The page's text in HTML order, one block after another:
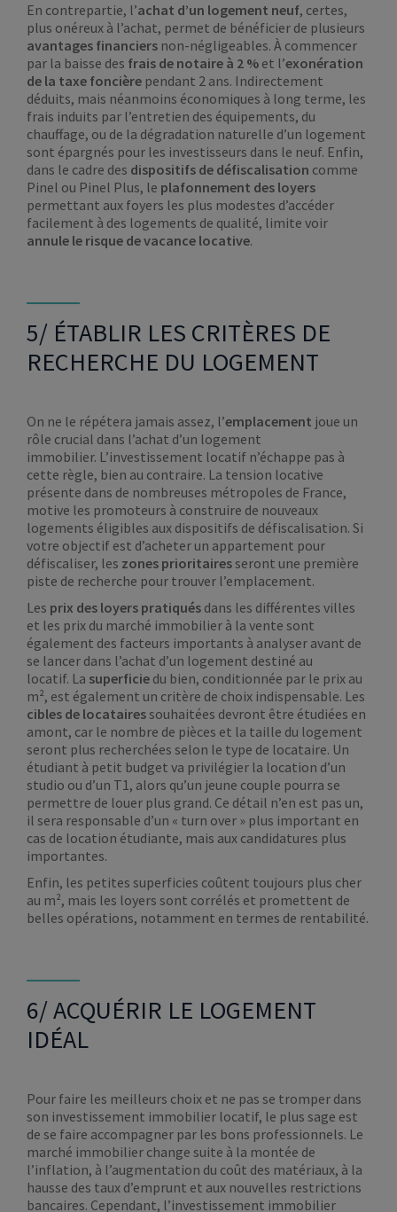
En contrepartie, l’achat d’un logement neuf, certes,
plus onéreux à l’achat, permet de bénéficier de plusieurs
avantages financiers non-négligeables. À commencer
par la baisse des frais de notaire à 2 % et l’exonération
de la taxe foncière pendant 2 ans. Indirectement
déduits, mais néanmoins économiques à long terme, les
frais induits par l’entretien des équipements, du
chauffage, ou de la dégradation naturelle d’un logement
sont épargnés pour les investisseurs dans le neuf. Enfin,
dans le cadre des dispositifs de défiscalisation comme
Pinel ou Pinel Plus, le plafonnement des loyers
permettant aux foyers les plus modestes d’accéder
facilement à des logements de qualité, limite voir
annule le risque de vacance locative.
5/ ÉTABLIR LES CRITÈRES DE
RECHERCHE DU LOGEMENT
On ne le répétera jamais assez, l’emplacement joue un
rôle crucial dans l’achat d’un logement
immobilier. L’investissement locatif n’échappe pas à
cette règle, bien au contraire. La tension locative
présente dans de nombreuses métropoles de France,
motive les promoteurs à construire de nouveaux
logements éligibles aux dispositifs de défiscalisation. Si
votre objectif est d’acheter un appartement pour
défiscaliser, les zones prioritairesseront une première
piste de recherche pour trouver l’emplacement.
Les prix des loyers pratiqués dans les différentes villes
et les prix du marché immobilier à la vente sont
également des facteurs importants à analyser avant de
se lancer dans l’achat d’un logement destiné au
locatif. La superficie du bien, conditionnée par le prix au
m², est également un critère de choix indispensable. Les
cibles de locatairessouhaitées devront être étudiées en
amont, car le nombre de pièces et la taille du logement
seront plus recherchées selon le type de locataire. Un
étudiant à petit budget va privilégier la location d’un
studio ou d’un T1, alors qu’un jeune couple pourra se
permettre de louer plus grand. Ce détail n’en est pas un,
il sera responsable d’un « turn over » plus important en
cas de location étudiante, mais aux candidatures plus
importantes.
Enfin, les petites superficies coûtent toujours plus cher
au m², mais les loyers sont corrélés et promettent de
belles opérations, notamment en termes de rentabilité.
6/ ACQUÉRIR LE LOGEMENT
IDÉAL
Pour faire les meilleurs choix et ne pas se tromper dans
son investissement immobilier locatif, le plus sage est
de se faire accompagner par les bons professionnels. Le
marché immobilier change suite à la montée de
l’inflation, à l’augmentation du coût des matériaux, à la
hausse des taux d’emprunt et aux nouvelles restrictions
bancaires. Cependant, l’investissement immobilier